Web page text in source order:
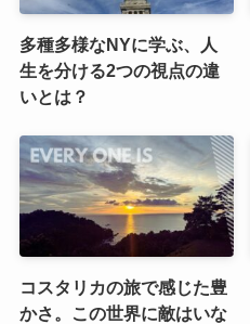
多種多様なNYに学ぶ、人
生を分ける2つの視点の違
いとは？
コスタリカの旅で感じた豊
かさ。この世界に敵はいな